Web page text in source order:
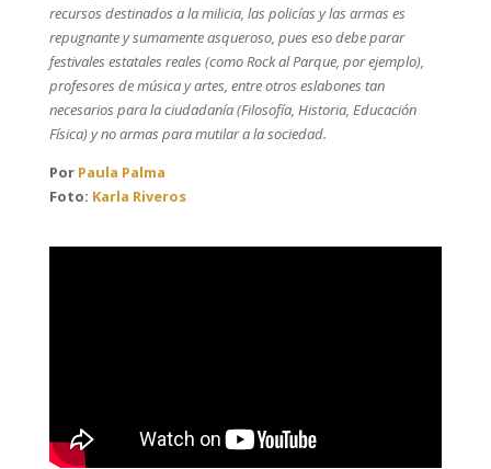
recursos destinados a la milicia, las policías y las armas es
repugnante y sumamente asqueroso, pues eso debe parar
festivales estatales reales (como Rock al Parque, por ejemplo),
profesores de música y artes, entre otros eslabones tan
necesarios para la ciudadanía (Filosofía, Historia, Educación
Física) y no armas para mutilar a la sociedad.
Por Paula Palma
Foto: Karla Riveros